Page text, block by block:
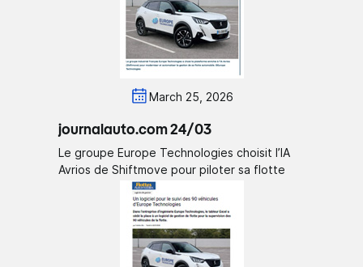
March 25, 2026
journalauto.com 24/03
Le groupe Europe Technologies choisit l’IA
Avrios de Shiftmove pour piloter sa flotte